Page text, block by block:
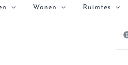
Wonen Ruimtes